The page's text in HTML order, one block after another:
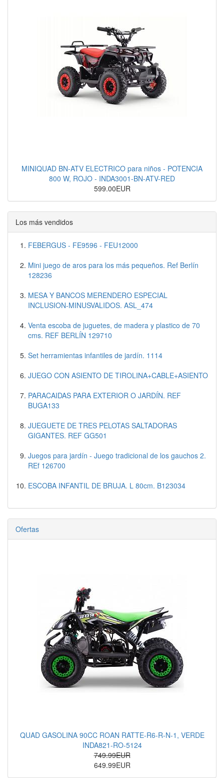
MINIQUAD BN-ATV ELECTRICO para niños - POTENCIA
800 W, ROJO - INDA3001-BN-ATV-RED
599.00EUR
Los más vendidos
FEBERGUS - FE9596 - FEU12000
Mini juego de aros para los más pequeños. Ref Berlín
128236
MESA Y BANCOS MERENDERO ESPECIAL
INCLUSION-MINUSVALIDOS. ASL_474
Venta escoba de juguetes, de madera y plastico de 70
cms. REF BERLÍN 129710
Set herramientas infantiles de jardín. 1114
JUEGO CON ASIENTO DE TIROLINA+CABLE+ASIENTO
PARACAIDAS PARA EXTERIOR O JARDÍN. REF
BUGA133
JUEGUETE DE TRES PELOTAS SALTADORAS
GIGANTES. REF GG501
Juegos para jardín - Juego tradicional de los gauchos 2.
REf 126700
ESCOBA INFANTIL DE BRUJA. L 80cm. B123034
Ofertas
QUAD GASOLINA 90CC ROAN RATTE-R6-R-N-1, VERDE
INDA821-RO-5124
749.99EUR
649.99EUR